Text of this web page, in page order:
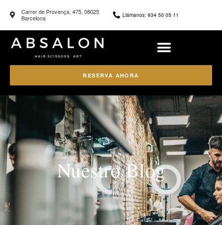
Carrer de Provença, 475, 08025
Barcelona
Llámanos: 934 50 05 11
RESERVA AHORA
Nuestro Blog